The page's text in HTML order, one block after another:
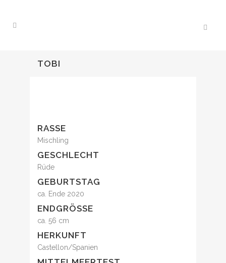
TOBI
RASSE
Mischling
GESCHLECHT
Rüde
GEBURTSTAG
ca. Ende 2020
ENDGRÖSSE
ca. 56 cm
HERKUNFT
Castellon/Spanien